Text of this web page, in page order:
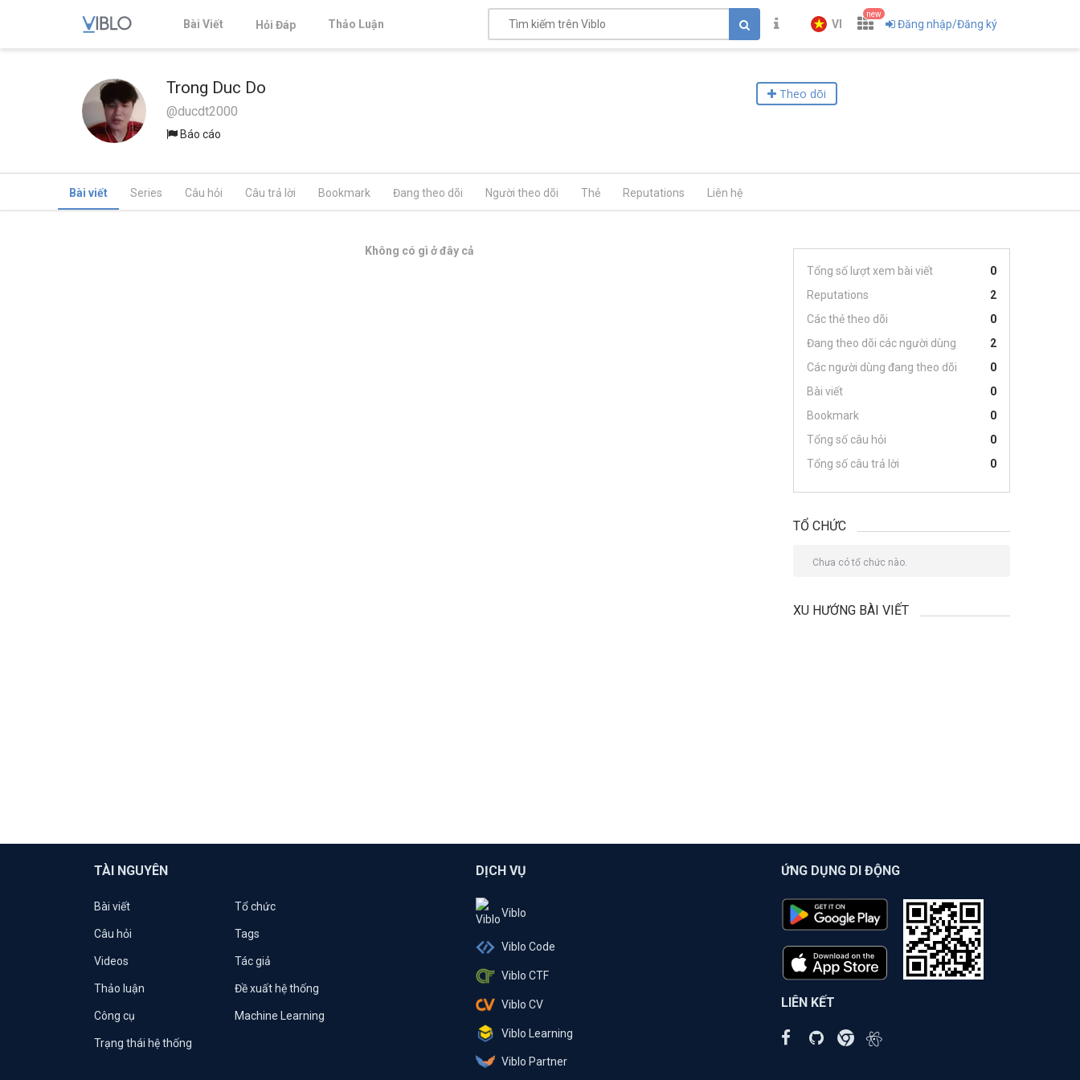
Bài Viết Hỏi Đáp Thảo Luận VI
new
Đăng nhập/Đăng ký
Trong Duc Do
@ducdt2000
Báo cáo
Theo dõi
Bài viết Series Câu hỏi Câu trả lời Bookmark Đang theo dõi Người theo dõi Thẻ Reputations Liên hệ
Không có gì ở đây cả
Tổng số lượt xem bài viết
0
Reputations
2
Các thẻ theo dõi
0
Đang theo dõi các người dùng
2
Các người dùng đang theo dõi
0
Bài viết
0
Bookmark
0
Tổng số câu hỏi
0
Tổng số câu trả lời
0
TỔ CHỨC
Chưa có tổ chức nào.
XU HƯỚNG BÀI VIẾT
TÀI NGUYÊN
Bài viết Tổ chức
Câu hỏi Tags
Videos Tác giả
Thảo luận Đề xuất hệ thống
Công cụ Machine Learning
Trạng thái hệ thống
DỊCH VỤ
Viblo
Viblo Code
Viblo CTF
Viblo CV
Viblo Learning
Viblo Partner
ỨNG DỤNG DI ĐỘNG
LIÊN KẾT